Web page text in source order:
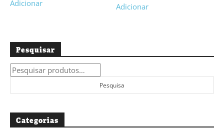
Adicionar Adicionar
Pesquisar
Pesquisar
por:
Pesquisa
Categorias